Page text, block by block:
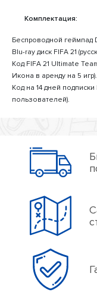
Комплектация:
Беспроводной геймпад
Blu-ray диск FIFA 21
Код FIFA 21 Ultimate
Икона в аренду на 5 игр).
Код на 14 дней
пользователей).